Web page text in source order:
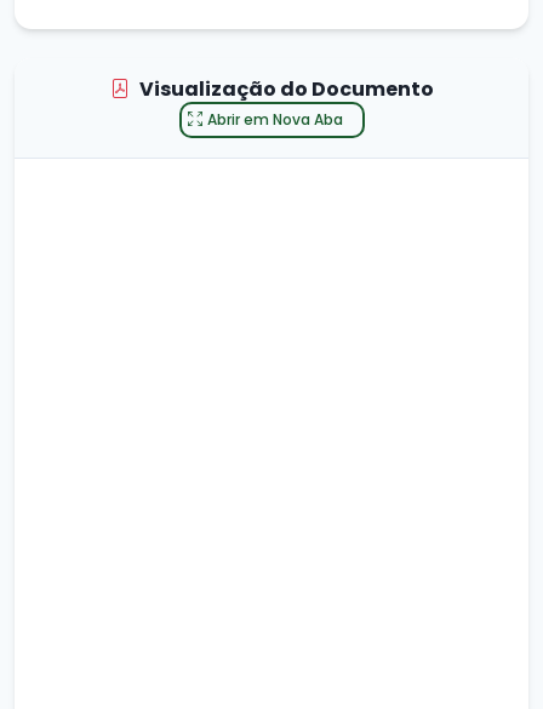
Visualização do Documento
Abrir em Nova Aba